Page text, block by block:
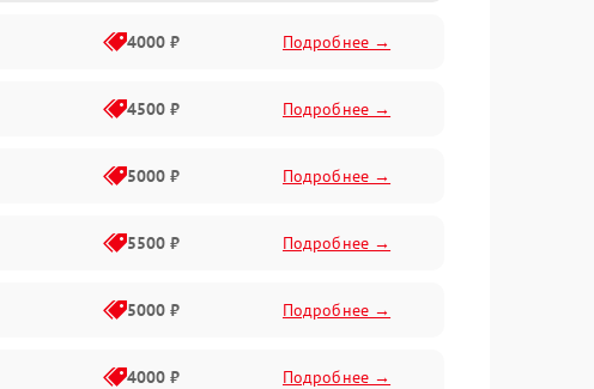
4000 ₽ Подробнее →
4500 ₽ Подробнее →
5000 ₽ Подробнее →
5500 ₽ Подробнее →
5000 ₽ Подробнее →
4000 ₽ Подробнее →